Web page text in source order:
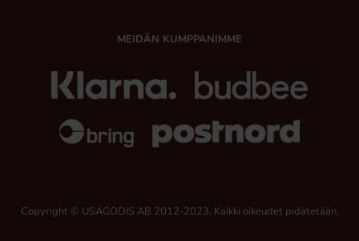
MEIDÄN KUMPPANIMME
Copyright © USAGODIS AB 2012-2023, Kaikki oikeudet pidätetään.